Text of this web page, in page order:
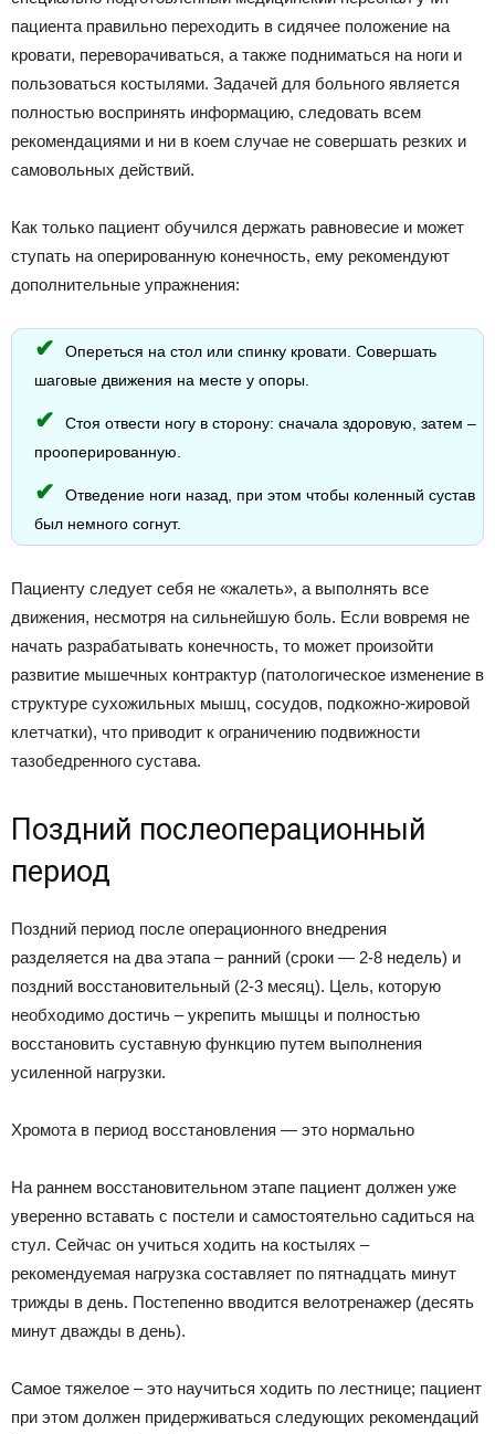
пациента правильно переходить в сидячее положение на
кровати, переворачиваться, а также подниматься на ноги и
пользоваться костылями. Задачей для больного является
полностью воспринять информацию, следовать всем
рекомендациями и ни в коем случае не совершать резких и
самовольных действий.
Как только пациент обучился держать равновесие и может
ступать на оперированную конечность, ему рекомендуют
дополнительные упражнения:
Опереться на стол или спинку кровати. Совершать
шаговые движения на месте у опоры.
Стоя отвести ногу в сторону: сначала здоровую, затем –
прооперированную.
Отведение ноги назад, при этом чтобы коленный сустав
был немного согнут.
Пациенту следует себя не «жалеть», а выполнять все
движения, несмотря на сильнейшую боль. Если вовремя не
начать разрабатывать конечность, то может произойти
развитие мышечных контрактур (патологическое изменение в
структуре сухожильных мышц, сосудов, подкожно-жировой
клетчатки), что приводит к ограничению подвижности
тазобедренного сустава.
Поздний послеоперационный
период
Поздний период после операционного внедрения
разделяется на два этапа – ранний (сроки — 2-8 недель) и
поздний восстановительный (2-3 месяц). Цель, которую
необходимо достичь – укрепить мышцы и полностью
восстановить суставную функцию путем выполнения
усиленной нагрузки.
Хромота в период восстановления — это нормально
На раннем восстановительном этапе пациент должен уже
уверенно вставать с постели и самостоятельно садиться на
стул. Сейчас он учиться ходить на костылях –
рекомендуемая нагрузка составляет по пятнадцать минут
трижды в день. Постепенно вводится велотренажер (десять
минут дважды в день).
Самое тяжелое – это научиться ходить по лестнице; пациент
при этом должен придерживаться следующих рекомендаций